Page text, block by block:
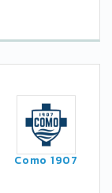
Como 1907